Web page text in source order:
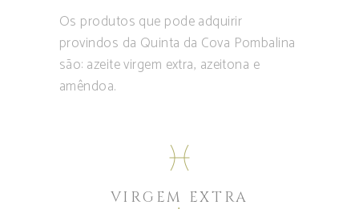
Os produtos que pode adquirir
provindos da Quinta da Cova Pombalina
são: azeite virgem extra, azeitona e
amêndoa.
VIRGEM EXTRA